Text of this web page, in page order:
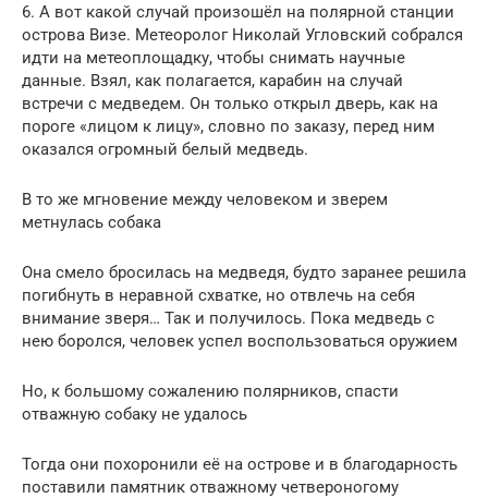
6. А вот какой случай произошёл на полярной станции
острова Визе. Метеоролог Николай Угловский собрался
идти на метеоплощадку, чтобы снимать научные
данные. Взял, как полагается, карабин на случай
встречи с медведем. Он только открыл дверь, как на
пороге «лицом к лицу», словно по заказу, перед ним
оказался огромный белый медведь.
В то же мгновение между человеком и зверем
метнулась собака
Она смело бросилась на медведя, будто заранее решила
погибнуть в неравной схватке, но отвлечь на себя
внимание зверя… Так и получилось. Пока медведь с
нею боролся, человек успел воспользоваться оружием
Но, к большому сожалению полярников, спасти
отважную собаку не удалось
Тогда они похоронили её на острове и в благодарность
поставили памятник отважному четвероногому